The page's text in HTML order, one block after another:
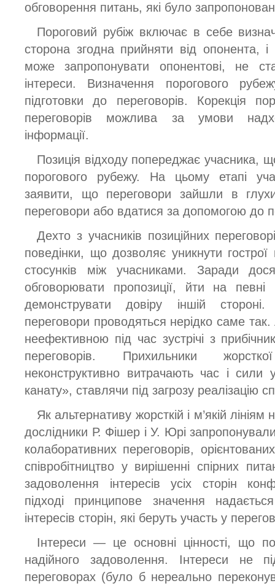
обговорення питань, які було
Пороговий рубіж включає в себе
сторона згодна прийняти від опонента,
може запропонувати опонентові, не
інтереси. Визначення порогового
підготовки до переговорів. Корекція
переговорів можлива за умови
інформації.
Позиція відходу попереджає учасника,
порогового рубежу. На цьому етапі
заявити, що переговори зайшли в
переговори або вдатися за допомогою до
Дехто з учасників позиційних
поведінки, що дозволяє уникнути гострої
стосунків між учасниками. Заради
обговорювати пропозиції, йти на
демонструвати довіру іншій
переговори проводяться нерідко саме
неефективною під час зустрічі з
переговорів. Прихильники
неконструктивно витрачають час і сили
канату», ставлячи під загрозу реалізацію
Як альтернативу жорсткій і м’якій
дослідники Р. Фішер і У. Юрі
колаборативних переговорів,
співробітництво у вирішенні спірних
задоволення інтересів усіх сторін
підході принципове значення
інтересів сторін, які беруть участь у
Інтереси — це основні цінності, що
надійного задоволення. Інтереси не
переговорах (було б нереально